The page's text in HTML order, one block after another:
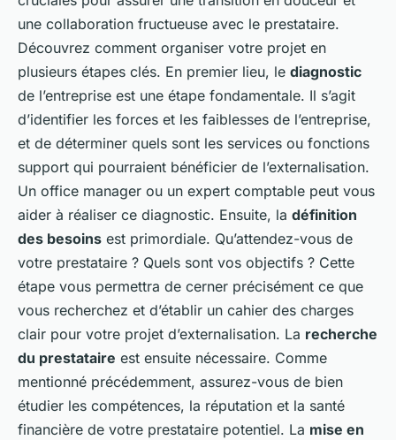
une collaboration fructueuse avec le prestataire.
Découvrez comment organiser votre projet en
plusieurs étapes clés. En premier lieu, le diagnostic
de l’entreprise est une étape fondamentale. Il s’agit
d’identifier les forces et les faiblesses de l’entreprise,
et de déterminer quels sont les services ou fonctions
support qui pourraient bénéficier de l’externalisation.
Un office manager ou un expert comptable peut vous
aider à réaliser ce diagnostic. Ensuite, la définition
des besoins est primordiale. Qu’attendez-vous de
votre prestataire ? Quels sont vos objectifs ? Cette
étape vous permettra de cerner précisément ce que
vous recherchez et d’établir un cahier des charges
clair pour votre projet d’externalisation. La recherche
du prestataire est ensuite nécessaire. Comme
mentionné précédemment, assurez-vous de bien
étudier les compétences, la réputation et la santé
financière de votre prestataire potentiel. La mise en